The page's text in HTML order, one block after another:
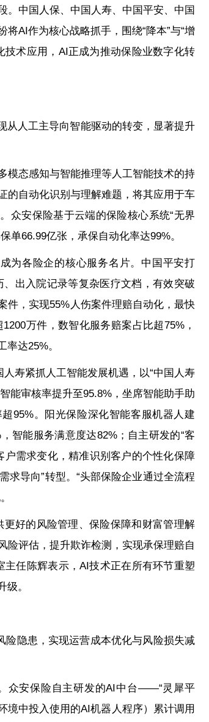
。中国人保、中国人寿、中国平安、中国
AI作为核心战略抓手，围绕“降本”与“增
术应用，AI正成为推动保险业数字化转
从人工主导向智能驱动的转变，显著提升
模态感知与智能推理等人工智能技术的持
的自动化识别与理解难题，将其应用于车
众安保险基于云端的保险核心系统“无界
单66.99亿张，承保自动化率达99%。
为各险企的核心服务名片。中国平安打
、出入院记录等复杂医疗文档，有效突破
件，实现55%人伤案件理赔自动化，最快
万件，数智化服务赔案占比超75%，
达25%。
寿紧抓人工智能发展机遇，以“中国人寿
能审核率提升至95.8%，坐席智能助手助
95%。阳光保险深化智能客服机器人建
智能服务满意度达82%；自主研发的“客
户需求变化，精准识别客户的个性化保障
求导向”转型。“头部保险企业通过全流程
好的风险管理、保险保障和财富管理解
险评估，提升欺诈检测，实现承保理赔自
任陈辉表示，AI技术正在所有环节重塑
。
险隐患，实现运营成本优化与风险损失减
众安保险自主研发的AI中台——“灵犀平
境中投入使用的AI机器人程序）累计调用